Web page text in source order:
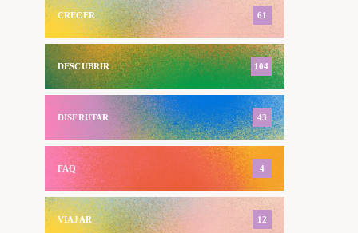
CRECER 61
DESCUBRIR 104
DISFRUTAR 43
FAQ 4
VIAJAR 12